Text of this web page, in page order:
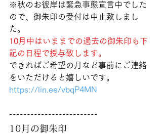
※秋のお彼岸は緊急事態宣言中でした
ので、御朱印の受付は中止致しまし
た。
10月中はいままでの過去の御朱印も下
記の日程で授与致します。
できればご希望の月など事前にご連絡
をいただけると嬉しいです。
https://lin.ee/vbqP4MN
-------------------------
10月の御朱印